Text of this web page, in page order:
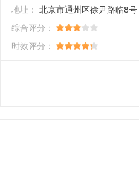
地址： 北京市通州区徐尹路临8号
综合评分：
时效评分：